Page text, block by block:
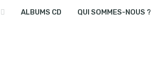
ALBUMS CD QUI SOMMES-NOUS ?